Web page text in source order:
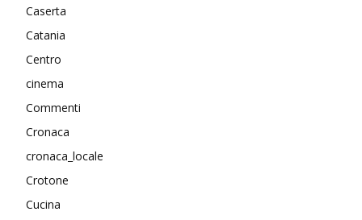
Caserta
Catania
Centro
cinema
Commenti
Cronaca
cronaca_locale
Crotone
Cucina